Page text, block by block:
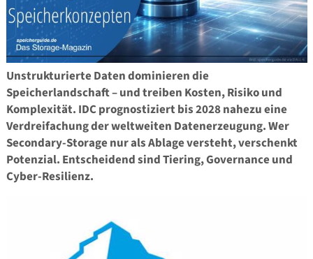
Unstrukturierte Daten dominieren die
Speicherlandschaft – und treiben Kosten, Risiko und
Komplexität. IDC prognostiziert bis 2028 nahezu eine
Verdreifachung der weltweiten Datenerzeugung. Wer
Secondary-Storage nur als Ablage versteht, verschenkt
Potenzial. Entscheidend sind Tiering, Governance und
Cyber-Resilienz.